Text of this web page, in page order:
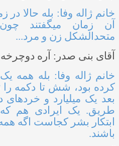
خانم ژاله وفا: بله حالا
آن زمان می­گفتند
متحدالشکل زن و مرد...
آقای بنی ­صدر: آره
خانم ژاله وفا: بله همه
کرده بود، شش تا دکمه را
بعد یک میلیارد و خرده­ای
طریق. یک ایرادی هم
ابتکار بشر کجاست اگه
باشند.